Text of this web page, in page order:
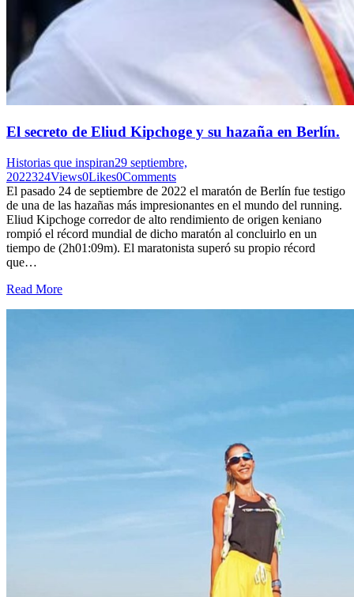
El secreto de Eliud Kipchoge y su hazaña en Berlín.
Historias que inspiran29 septiembre,
2022324Views0Likes0Comments
El pasado 24 de septiembre de 2022 el maratón de Berlín fue testigo
de una de las hazañas más impresionantes en el mundo del running.
Eliud Kipchoge corredor de alto rendimiento de origen keniano
rompió el récord mundial de dicho maratón al concluirlo en un
tiempo de (2h01:09m). El maratonista superó su propio récord
que…
Read More